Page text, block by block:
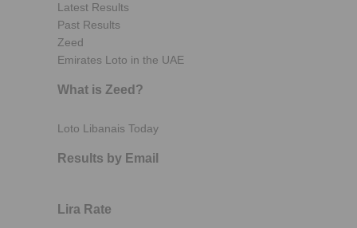
Latest Results
Past Results
Zeed
Emirates Loto in the UAE
What is Zeed?
Loto Libanais Today
Results by Email
Lira Rate